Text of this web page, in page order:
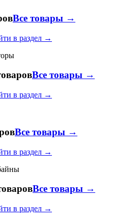
Все товары →
в раздел →
Все товары →
в раздел →
Все товары →
в раздел →
Все товары →
в раздел →